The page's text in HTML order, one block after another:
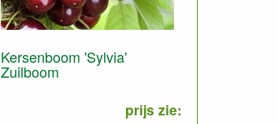
Kersenboom 'Sylvia'
Zuilboom
prijs zie: